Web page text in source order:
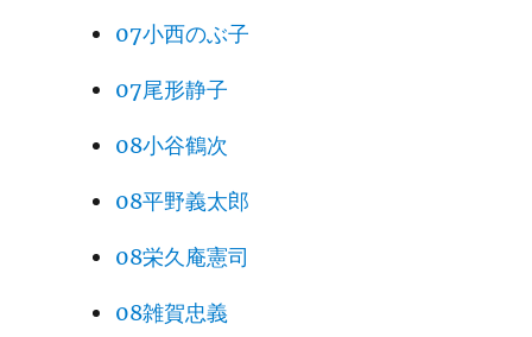
07小西のぶ子
07尾形静子
08小谷鶴次
08平野義太郎
08栄久庵憲司
08雑賀忠義